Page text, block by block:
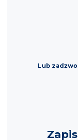
Lub